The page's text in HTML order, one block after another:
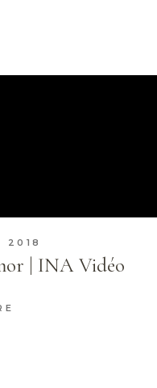
2018
| INA Vidéo